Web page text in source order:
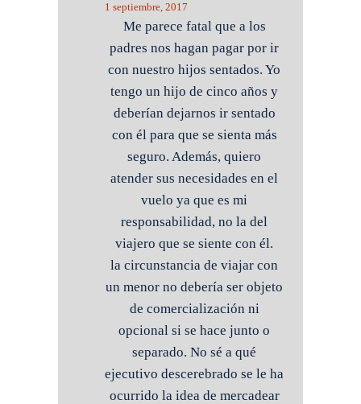
1 septiembre, 2017
Me parece fatal que a los
padres nos hagan pagar por ir
con nuestro hijos sentados. Yo
tengo un hijo de cinco años y
deberían dejarnos ir sentado
con él para que se sienta más
seguro. Además, quiero
atender sus necesidades en el
vuelo ya que es mi
responsabilidad, no la del
viajero que se siente con él.
la circunstancia de viajar con
un menor no debería ser objeto
de comercialización ni
opcional si se hace junto o
separado. No sé a qué
ejecutivo descerebrado se le ha
ocurrido la idea de mercadear